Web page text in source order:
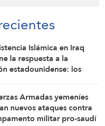
Islámica en Iraq
la respuesta a la
estadounidense: los
Armadas yemeníes
nuevos ataques contra
militar pro-saudí